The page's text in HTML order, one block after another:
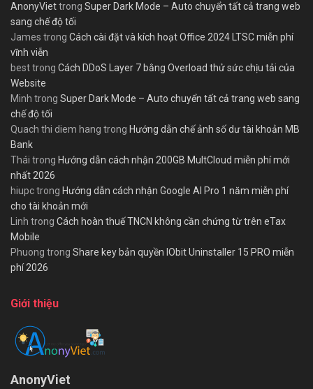
AnonyViettrong Super Dark Mode – Auto chuyển tất cả trang web
sang chế độ tối
James trong Cách cài đặt và kích hoạt Office 2024 LTSC miễn phí
vĩnh viễn
besttrong Cách DDoS Layer 7 bằng Overload thử sức chịu tải của
Website
Minh trong Super Dark Mode – Auto chuyển tất cả trang web sang
chế độ tối
Quach thi diem hang trong Hướng dẫn chế ảnh số dư tài khoản MB
Bank
Thái trong Hướng dẫn cách nhận 200GB MultCloud miễn phí mới
nhất 2026
hiupctrong Hướng dẫn cách nhận Google AI Pro 1 năm miễn phí
cho tài khoản mới
Linh trong Cách hoàn thuế TNCN không cần chứng từ trên eTax
Mobile
Phuong trong Share key bản quyền IObit Uninstaller 15 PRO miễn
phí 2026
Giới thiệu
AnonyViet